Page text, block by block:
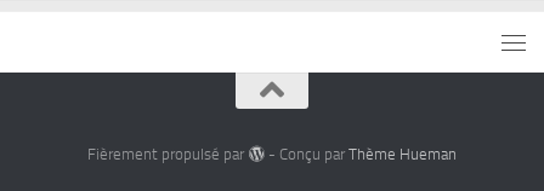
Fièrement propulsé par - Conçu par Thème Hueman